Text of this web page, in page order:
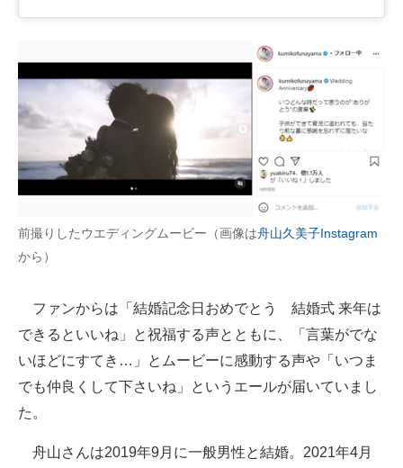
前撮りしたウエディングムービー（画像は舟山久美子Instagram
から）
ファンからは「結婚記念日おめでとう 結婚式 来年は
できるといいね」と祝福する声とともに、「言葉がでな
いほどにすてき…」とムービーに感動する声や「いつま
でも仲良くして下さいね」というエールが届いていまし
た。
舟山さんは2019年9月に一般男性と結婚。2021年4月